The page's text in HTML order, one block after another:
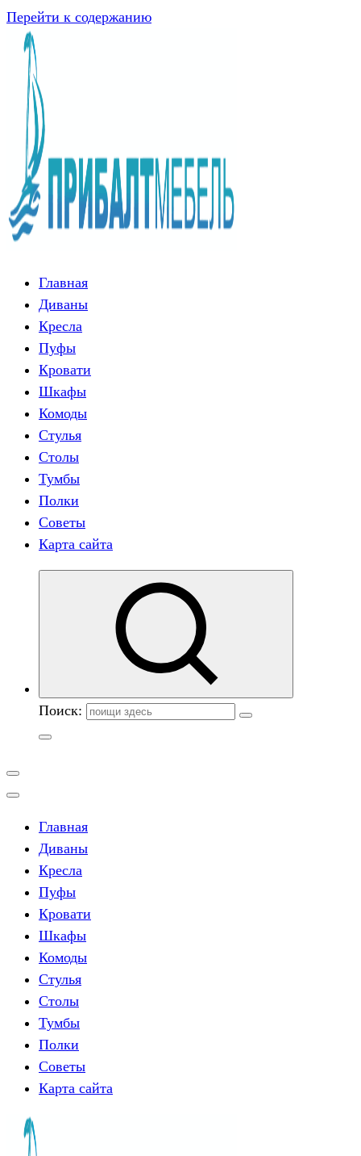
Перейти к содержанию
Главная
Диваны
Кресла
Пуфы
Кровати
Шкафы
Комоды
Стулья
Столы
Тумбы
Полки
Советы
Карта сайта
Поиск:
Главная
Диваны
Кресла
Пуфы
Кровати
Шкафы
Комоды
Стулья
Столы
Тумбы
Полки
Советы
Карта сайта